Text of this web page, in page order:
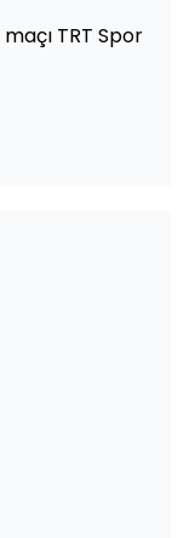
TRT Spor